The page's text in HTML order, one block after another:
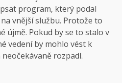
program, který podal
vnější službu. Protože to
újmě. Pokud by se to stalo v
vedení by mohlo vést k
rozpadl.